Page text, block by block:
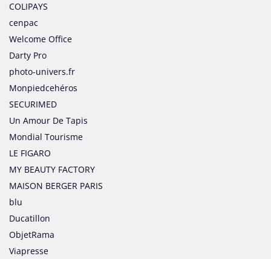
COLIPAYS
cenpac
Welcome Office
Darty Pro
photo-univers.fr
Monpiedcehéros
SECURIMED
Un Amour De Tapis
Mondial Tourisme
LE FIGARO
MY BEAUTY FACTORY
MAISON BERGER PARIS
blu
Ducatillon
ObjetRama
Viapresse